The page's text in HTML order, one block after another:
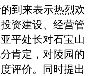
到来表示热烈欢
资建设、经营管
平处长对石宝山
肯定，对陵园的
评价。同时提出